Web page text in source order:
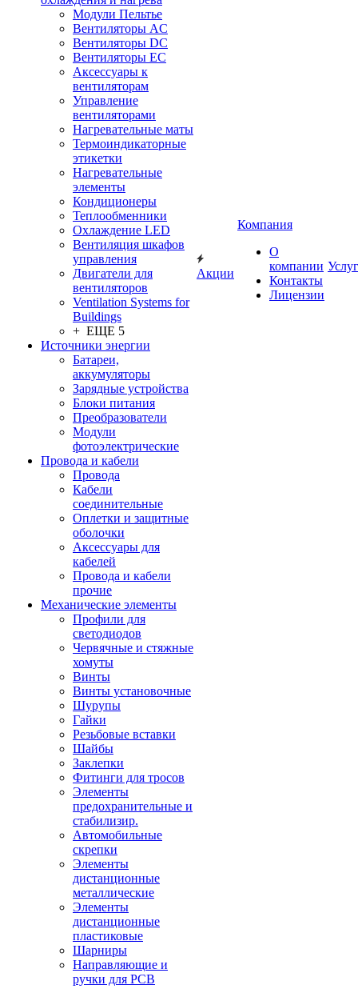
Модули Пельтье
Вентиляторы AC
Вентиляторы DC
Вентиляторы EC
Аксессуары к
вентиляторам
Управление
вентиляторами
Нагревательные маты
Термоиндикаторные
этикетки
Нагревательные
элементы
Кондиционеры
Теплообменники
Охлаждение LED
Вентиляция шкафов
управления
Двигатели для
вентиляторов
Ventilation Systems for
Buildings
+ ЕЩЕ 5
Источники энергии
Батареи,
аккумуляторы
Зарядные устройства
Блоки питания
Преобразователи
Модули
фотоэлектрические
Провода и кабели
Провода
Кабели
соединительные
Оплетки и защитные
оболочки
Аксессуары для
кабелей
Провода и кабели
прочие
Механические элементы
Профили для
светодиодов
Червячные и стяжные
хомуты
Винты
Винты установочные
Шурупы
Гайки
Резьбовые вставки
Шайбы
Заклепки
Фитинги для тросов
Элементы
предохранительные и
стабилизир.
Автомобильные
скрепки
Элементы
дистанционные
металлические
Элементы
дистанционные
пластиковые
Шарниры
Направляющие и
ручки для PCB
Акции
Компания
О
компании
Контакты
Лицензии